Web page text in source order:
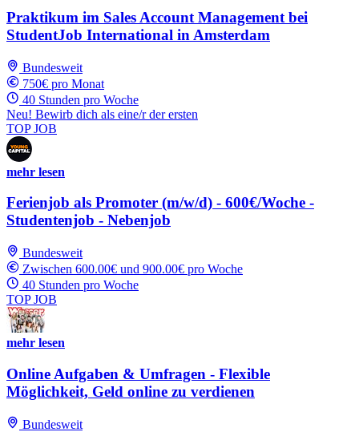
Praktikum im Sales Account Management bei
StudentJob International in Amsterdam
Bundesweit
750€ pro Monat
40 Stunden pro Woche
Neu! Bewirb dich als eine/r der ersten
TOP JOB
mehr lesen
Ferienjob als Promoter (m/w/d) - 600€/Woche -
Studentenjob - Nebenjob
Bundesweit
Zwischen 600.00€ und 900.00€ pro Woche
40 Stunden pro Woche
TOP JOB
mehr lesen
Online Aufgaben & Umfragen - Flexible
Möglichkeit, Geld online zu verdienen
Bundesweit